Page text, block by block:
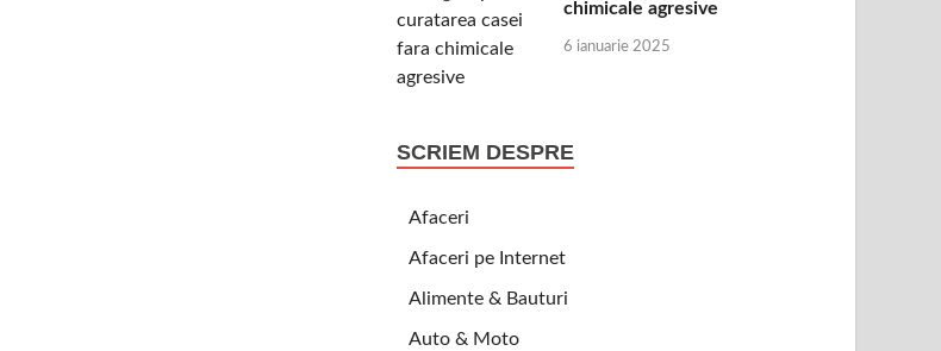
chimicale agresive
6 ianuarie 2025
SCRIEM DESPRE
Afaceri
Afaceri pe Internet
Alimente & Bauturi
Auto & Moto